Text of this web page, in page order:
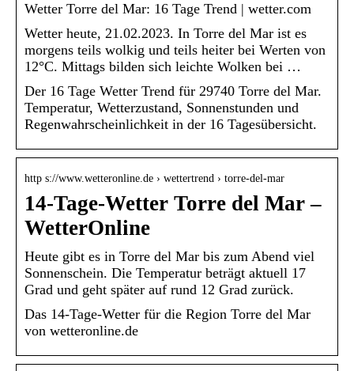
Wetter Torre del Mar: 16 Tage Trend | wetter.com
Wetter heute, 21.02.2023. In Torre del Mar ist es
morgens teils wolkig und teils heiter bei Werten von
12°C. Mittags bilden sich leichte Wolken bei …
Der 16 Tage Wetter Trend für 29740 Torre del Mar.
Temperatur, Wetterzustand, Sonnenstunden und
Regenwahrscheinlichkeit in der 16 Tagesübersicht.
http s://www.wetteronline.de › wettertrend › torre-del-mar
14-Tage-Wetter Torre del Mar –
WetterOnline
Heute gibt es in Torre del Mar bis zum Abend viel
Sonnenschein. Die Temperatur beträgt aktuell 17
Grad und geht später auf rund 12 Grad zurück.
Das 14-Tage-Wetter für die Region Torre del Mar
von wetteronline.de